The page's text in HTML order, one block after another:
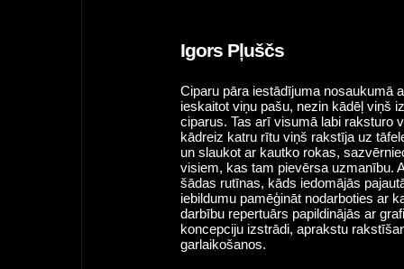
Igors Pļuščs
Ciparu pāra iestādījuma nosaukumā
ieskaitot viņu pašu, nezin kādēļ viņš
ciparus. Tas arī visumā labi raksturo
kādreiz katru rītu viņš rakstīja uz
un slaukot ar kautko rokas,
visiem, kas tam pievērsa uzmanību.
šādas rutīnas, kāds iedomājās
iebildumu pamēģināt nodarboties ar
darbību repertuārs papildinājās ar
koncepciju izstrādi, aprakstu
garlaikošanos.